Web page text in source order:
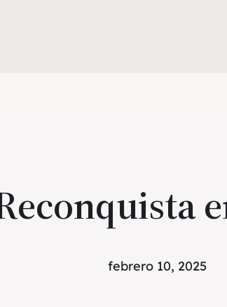
febrero 10, 2025